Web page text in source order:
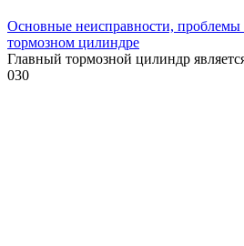
Основные неисправности,
тормозном цилиндре
Главный тормозной цилиндр
030